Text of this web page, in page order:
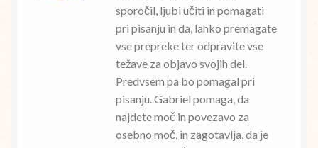
sporočil, ljubi učiti in pomagati
pri pisanju in da, lahko premagate
vse prepreke ter odpravite vse
težave za objavo svojih del.
Predvsem pa bo pomagal pri
pisanju. Gabriel pomaga, da
najdete moč in povezavo za
osebno moč, in zagotavlja, da je